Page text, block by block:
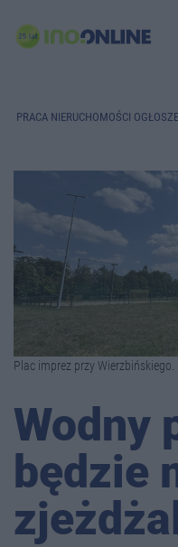
PRACA NIERUCHOMOŚCI
Plac imprez przy Wierzbińskiego.
Wodny
będzie